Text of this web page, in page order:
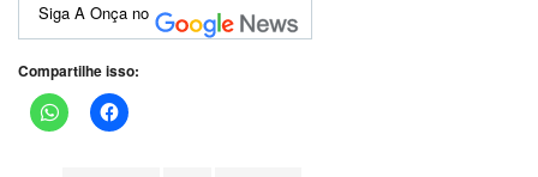
Siga A Onça no
Compartilhe isso: